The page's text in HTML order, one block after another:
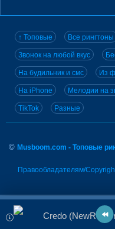
↑ Топовые Все рингтоны
Звонок на любой вкус
На будильник и смс Из
На iPhone Мелодии на
TikTok Разные
© Musboom.com - Топовые
Правообладателям/